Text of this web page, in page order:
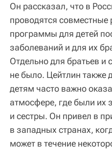
Он рассказал, что в
проводятся
программы для детей
заболеваний и для их
Отдельно для братьев и
не было. Цейтлин также
детям часто важно
атмосфере, где были их
и сестры. Он привел в
в западных странах,
может в течение